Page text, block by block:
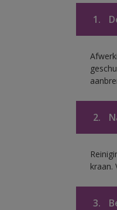
1.
2.
kraan.
3.